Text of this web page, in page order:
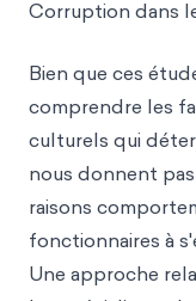
Corruption dans
Bien que ces
comprendre les
culturels qui
nous donnent
raisons
fonctionnaires à
Une approche